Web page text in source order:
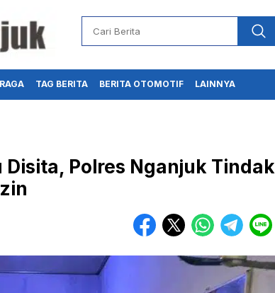
TAG BERITA BERITA OTOMOTIF LAINNYA
Polres Nganjuk Tindak